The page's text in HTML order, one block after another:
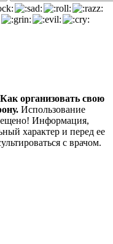
организовать свою
Использование
Информация,
характер и перед ее
с врачом.